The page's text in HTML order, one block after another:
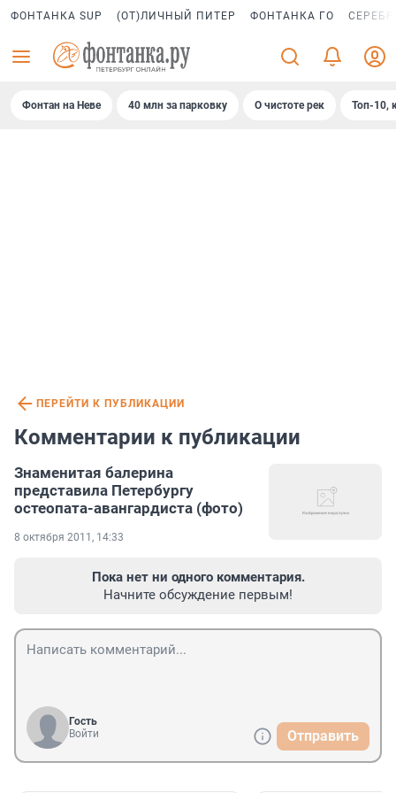
ФОНТАНКА SUP (ОТ)ЛИЧНЫЙ ПИТЕР ФОНТАНКА ГО
Фонтан на Неве 40 млн за парковку О чистоте рек Топ-10,
ПЕРЕЙТИ К ПУБЛИКАЦИИ
Комментарии к публикации
Знаменитая балерина
представила Петербургу
остеопата-авангардиста (фото)
8 октября 2011, 14:33
Пока нет ни одного комментария.
Начните обсуждение первым!
Гость
Войти
Отправить